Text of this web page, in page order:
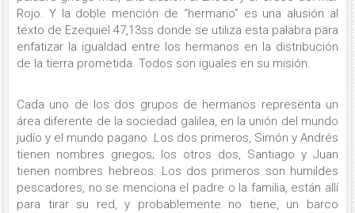
Rojo. Y la doble mención de “hermano” es una alusión al
texto de Ezequiel 47,13ss donde se utiliza esta palabra para
enfatizar la igualdad entre los hermanos en la distribución
de la tierra prometida. Todos son iguales en su misión.
Cada uno de los dos grupos de hermanos representa un
área diferente de la sociedad galilea, en la unión del mundo
judío y el mundo pagano. Los dos primeros, Simón y Andrés
tienen nombres griegos; los otros dos, Santiago y Juan
tienen nombres hebreos. Los dos primeros son humildes
pescadores, no se menciona el padre o la familia, están allí
para tirar su red, y probablemente no tiene, un barco